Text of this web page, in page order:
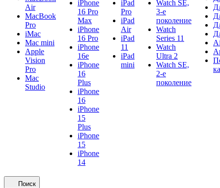
Air
MacBook
Pro
iMac
Mac mini
Apple
Vision
Pro
Mac
Studio
iPhone
16 Pro
Max
iPhone
16 Pro
iPhone
16e
iPhone
16
Plus
iPhone
16
iPhone
15
Plus
iPhone
15
iPhone
14
iPad
Pro
iPad
Air
iPad
11
iPad
mini
Watch SE,
3-е
поколение
Watch
Series 11
Watch
Ultra 2
Watch SE,
2-е
поколение
Поиск